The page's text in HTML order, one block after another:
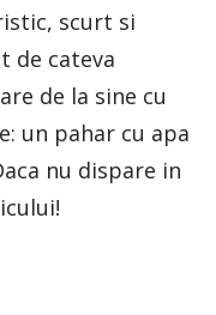
scurt si
de cateva
de la sine cu
un pahar cu apa
nu dispare in